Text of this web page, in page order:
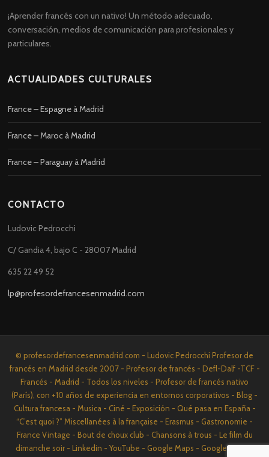
¡Aprender francés con un nativo! Un método adecuado,
conversación, medios de comunicación para profesionales y
particulares.
ACTUALIDADES CULTURALES
France – Espagne à Madrid
France – Maroc à Madrid
France – Paraguay à Madrid
CONTACTO
Ludovic Pedrocchi
C/ Gandia 4, bajo C - 28007 Madrid
635 22 49 52
lp@profesordefrancesenmadrid.com
© profesordefrancesenmadrid.com - Ludovic Pedrocchi Profesor de
francés en Madrid desde 2007 - Profesor de francés - Defl-Dalf -TCF -
Francés - Madrid - Todos los niveles - Profesor de francés nativo
(París), con +10 años de experiencia en entornos corporativos - Blog -
Cultura francesa - Musica - Ciné - Exposición - Qué pasa en España -
“C’est quoi ?” Miscellanées à la française - Erasmus - Gastronomie -
France Vintage - Bout de choux club - Chansons à trous - Le film du
dimanche soir - Linkedin - YouTube - Google Maps - Google News -